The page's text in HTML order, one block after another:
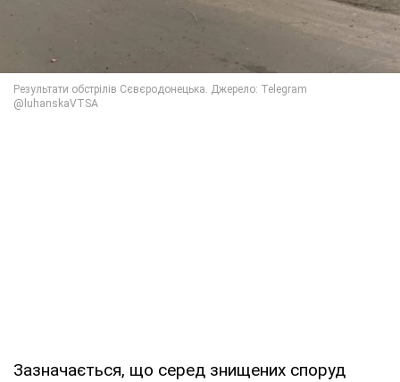
Зазначається, що серед знищених споруд